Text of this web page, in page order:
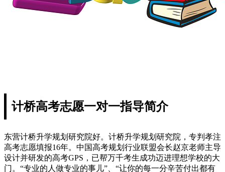
计桥高考志愿一对一指导简介
东营计桥升学规划研究院好。计桥升学规划研究院，专判孝注
高考志愿填报16年。中国高考规划行业联盟会长赵京老师主导
设计并研发的高考GPS，已帮万千考生成功迈进理想学校的大
门。“专业的人做专业的事儿”、“让你的每一分辛苦付出都有